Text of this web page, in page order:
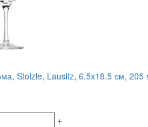
Stolzle, Lausitz, 6.5x18.5 см, 205
+